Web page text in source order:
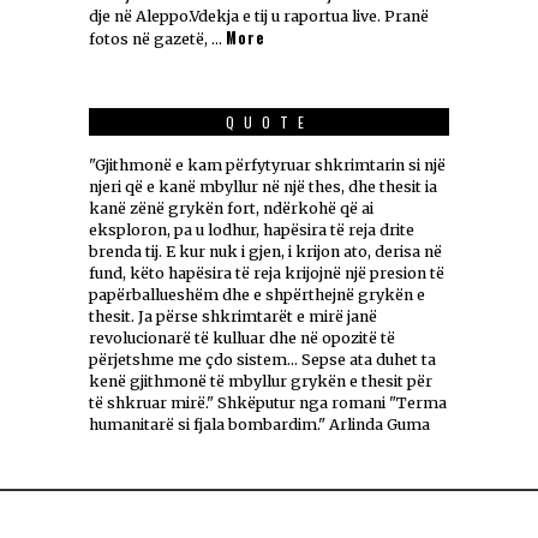
dje në Aleppo.Vdekja e tij u raportua live. Pranë
fotos në gazetë, … More
QUOTE
"Gjithmonë e kam përfytyruar shkrimtarin si një
njeri që e kanë mbyllur në një thes, dhe thesit ia
kanë zënë grykën fort, ndërkohë që ai
eksploron, pa u lodhur, hapësira të reja drite
brenda tij. E kur nuk i gjen, i krijon ato, derisa në
fund, këto hapësira të reja krijojnë një presion të
papërballueshëm dhe e shpërthejnë grykën e
thesit. Ja përse shkrimtarët e mirë janë
revolucionarë të kulluar dhe në opozitë të
përjetshme me çdo sistem... Sepse ata duhet ta
kenë gjithmonë të mbyllur grykën e thesit për
të shkruar mirë." Shkëputur nga romani "Terma
humanitarë si fjala bombardim." Arlinda Guma